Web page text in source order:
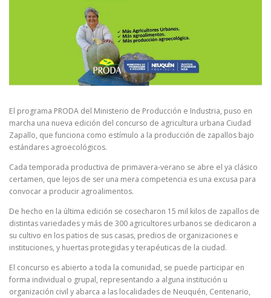
El programa PRODA del Ministerio de Producción e Industria, puso en
marcha una nueva edición del concurso de agricultura urbana Ciudad
Zapallo, que funciona como estímulo a la producción de zapallos bajo
estándares agroecológicos.
Cada temporada productiva de primavera-verano se abre el ya clásico
certamen, que lejos de ser una mera competencia es una excusa para
convocar a producir agroalimentos.
De hecho en la última edición se cosecharon 15 mil kilos de zapallos de
distintas variedades y más de 300 agricultores urbanos se dedicaron a
su cultivo en los patios de sus casas, predios de organizaciones e
instituciones, y huertas protegidas y terapéuticas de la ciudad.
El concurso es abierto a toda la comunidad, se puede participar en
forma individual o grupal, representando a alguna institución u
organización civil y abarca a las localidades de Neuquén, Centenario,